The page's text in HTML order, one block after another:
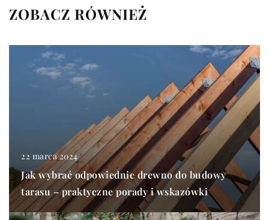
ZOBACZ RÓWNIEŻ
22 marca 2024
Jak wybrać odpowiednie drewno do budowy
tarasu – praktyczne porady i wskazówki